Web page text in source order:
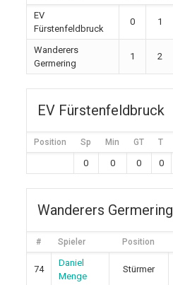
EV
Fürstenfeldbruck
0 1
Wanderers
Germering
1 2
EV Fürstenfeldbruck
Position Sp Min GT T
0 0 0 0
Wanderers Germering
# Spieler Position
74
Daniel
Menge
Stürmer